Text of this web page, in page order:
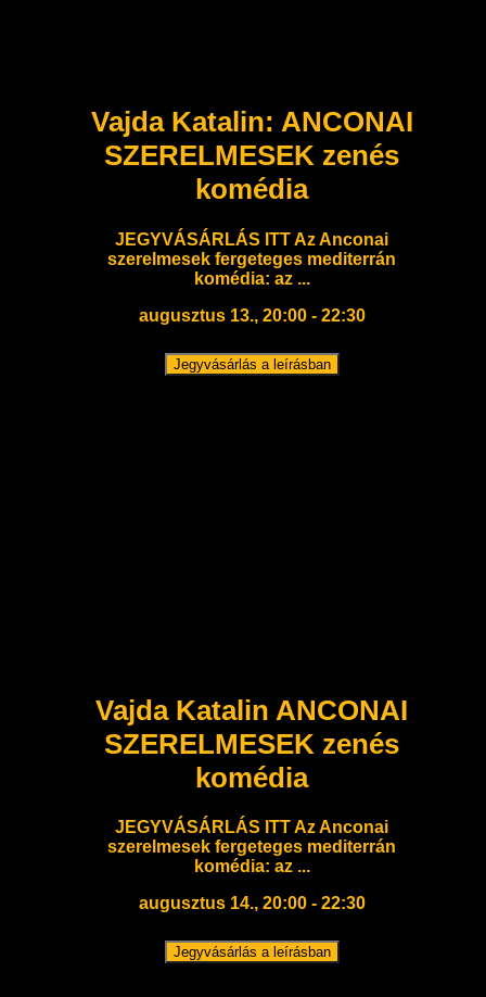
Vajda Katalin: ANCONAI
SZERELMESEK zenés
komédia
JEGYVÁSÁRLÁS ITT Az Anconai
szerelmesek fergeteges mediterrán
komédia: az ...
augusztus 13., 20:00 - 22:30
Jegyvásárlás a leírásban
Vajda Katalin ANCONAI
SZERELMESEK zenés
komédia
JEGYVÁSÁRLÁS ITT Az Anconai
szerelmesek fergeteges mediterrán
komédia: az ...
augusztus 14., 20:00 - 22:30
Jegyvásárlás a leírásban